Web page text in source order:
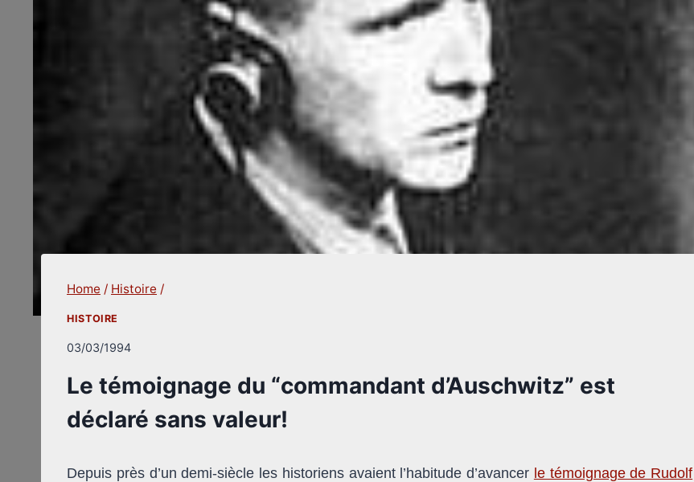
Home / Histoire /
HISTOIRE
03/03/1994
Le témoignage du “commandant d’Auschwitz” est
déclaré sans valeur!
Depuis près d’un demi-siècle les historiens avaient l’habitude d’avancer le témoignage de Rudolf